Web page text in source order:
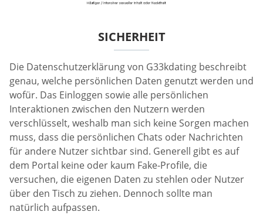
SICHERHEIT
Die Datenschutzerklärung von G33kdating beschreibt
genau, welche persönlichen Daten genutzt werden und
wofür. Das Einloggen sowie alle persönlichen
Interaktionen zwischen den Nutzern werden
verschlüsselt, weshalb man sich keine Sorgen machen
muss, dass die persönlichen Chats oder Nachrichten
für andere Nutzer sichtbar sind. Generell gibt es auf
dem Portal keine oder kaum Fake-Profile, die
versuchen, die eigenen Daten zu stehlen oder Nutzer
über den Tisch zu ziehen. Dennoch sollte man
natürlich aufpassen.